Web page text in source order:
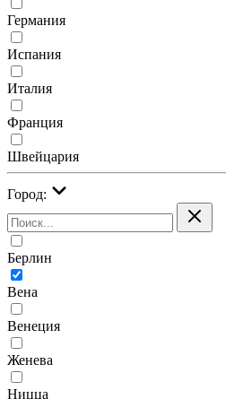
Германия
Испания
Италия
Франция
Швейцария
Город:
Берлин
Вена
Венеция
Женева
Ницца